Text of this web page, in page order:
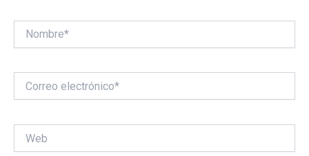
electrónico*